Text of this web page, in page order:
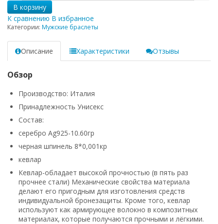
В корзину
К сравнению В избранное
Категории: Мужские браслеты
Описание Характеристики Отзывы
Обзор
Производство: Италия
Принадлежность Унисекс
Состав:
серебро Ag925-10.60гр
черная шпинель 8*0,001кр
кевлар
Кевлар-обладает высокой прочностью (в пять раз
прочнее стали) Механические свойства материала
делают его пригодным для изготовления средств
индивидуальной бронезащиты. Кроме того, кевлар
используют как армирующее волокно в композитных
материалах, которые получаются прочными и лёгкими.